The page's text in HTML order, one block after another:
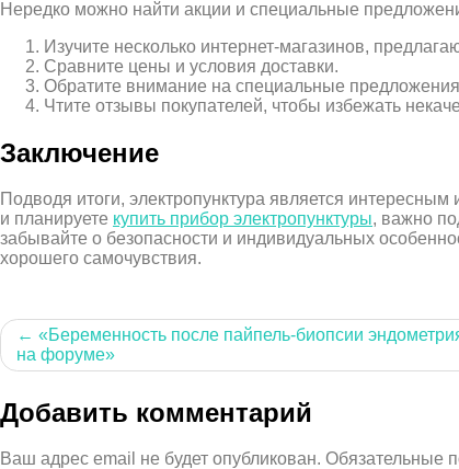
Нередко можно найти акции и специальные
Изучите несколько интернет-магазинов,
Сравните цены и условия доставки.
Обратите внимание на специальные
Чтите отзывы покупателей, чтобы избежать
Заключение
Подводя итоги, электропунктура является
и планируете купить прибор электропунктуры, важно
забывайте о безопасности и индивидуальных
хорошего самочувствия.
Навигация
по
«Беременность после пайпель-биопсии
на форуме»
Добавить комментарий
Ваш адрес email не будет опубликован. Обязательные